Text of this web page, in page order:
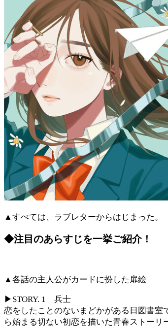
▲すべては、ラブレターからはじまった。
◆注目のあらすじを一挙ご紹介！
▲各話の主人公がカードに扮した扉絵
▶STORY. 1 兵士
恋をしたことのないまどかがある日図書
ら始まる切ない初恋を描いた青春ストーリ